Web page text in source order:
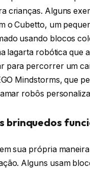
crianças. Alguns
o Cubetto, um
usando blocos
lagarta robótica que
para percorrer um
Mindstorms, que
robôs
brinquedos
sua própria
Alguns usam